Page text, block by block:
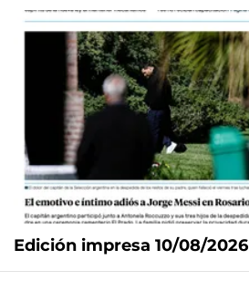
Edición impresa 10/08/2026